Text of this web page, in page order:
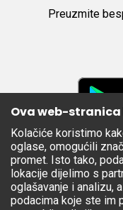
Preuzmite
Apple
Store
Ova web-
Kolačiće koristimo
oglase, omogućili
promet. Isto tako,
lokacije dijelimo s
oglašavanje i analizu,
podacima koje ste im